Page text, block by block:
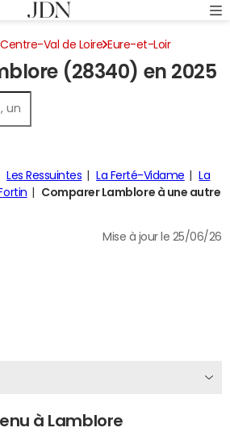
Centre-Val de Loire Eure-et-Loir
(28340) en 2025
Les Ressuintes La Ferté-Vidame
La
Comparer Lamblore à une autre
Mise à jour le 25/06/26
à Lamblore